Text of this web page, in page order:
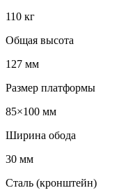
110 кг
Общая высота
127 мм
Размер платформы
85×100 мм
Ширина обода
30 мм
Сталь (кронштейн)